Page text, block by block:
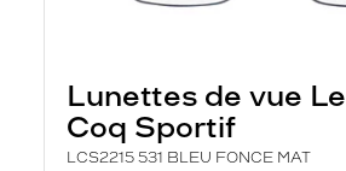
Lunettes de vue Le
Coq Sportif
LCS2215 531 BLEU FONCE MAT